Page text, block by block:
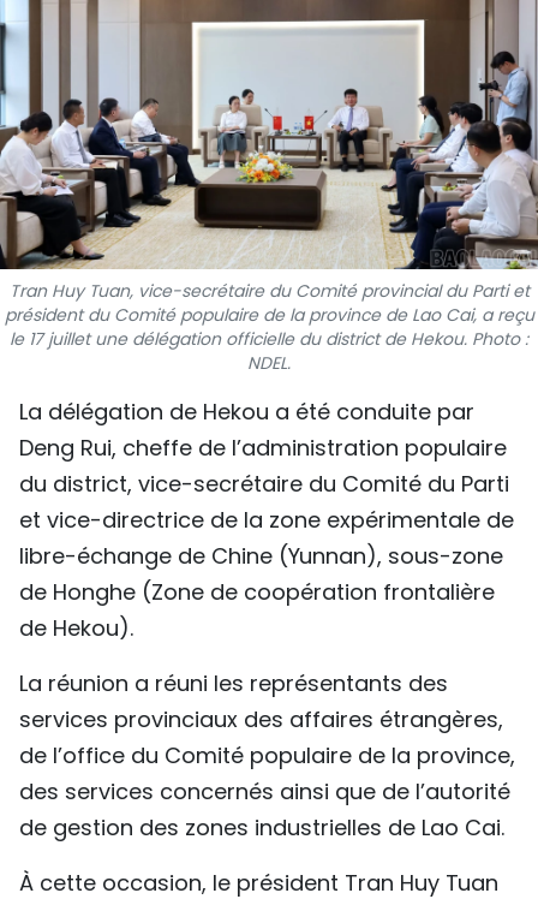
INTERNATIONAL
MÉGASTORIE
INFOGRAPHIE
PHOTO
VIDÉO
À PROPOS DU "PEUPLE"
TIẾNG VIỆT
ENGLISH
中文
ESPAÑOL
Tran Huy Tuan, vice-secrétaire du Comité provincial du Parti et
président du Comité populaire de la province de Lao Cai, a reçu
le 17 juillet une délégation officielle du district de Hekou. Photo :
NDEL.
La délégation de Hekou a été conduite par
Deng Rui, cheffe de l’administration populaire
du district, vice-secrétaire du Comité du Parti
et vice-directrice de la zone expérimentale de
libre-échange de Chine (Yunnan), sous-zone
de Honghe (Zone de coopération frontalière
de Hekou).
La réunion a réuni les représentants des
services provinciaux des affaires étrangères,
de l’office du Comité populaire de la province,
des services concernés ainsi que de l’autorité
de gestion des zones industrielles de Lao Cai.
À cette occasion, le président Tran Huy Tuan